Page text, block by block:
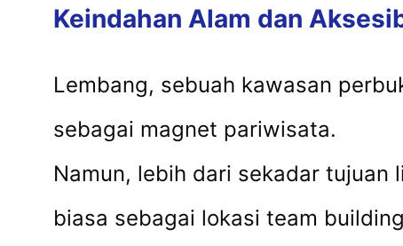
Keindahan Alam dan
Lembang, sebuah kawasan
sebagai magnet pariwisata.
Namun, lebih dari sekadar
biasa sebagai lokasi team